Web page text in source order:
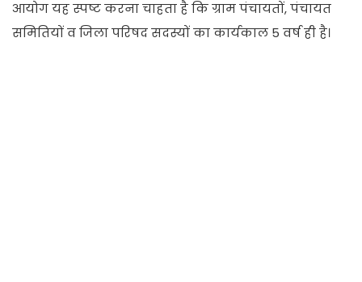
आयोग यह स्पष्ट करना चाहता है कि ग्राम पंचायतों, पंचायत
समितियों व जिला परिषद सदस्यों का कार्यकाल 5 वर्ष ही है।